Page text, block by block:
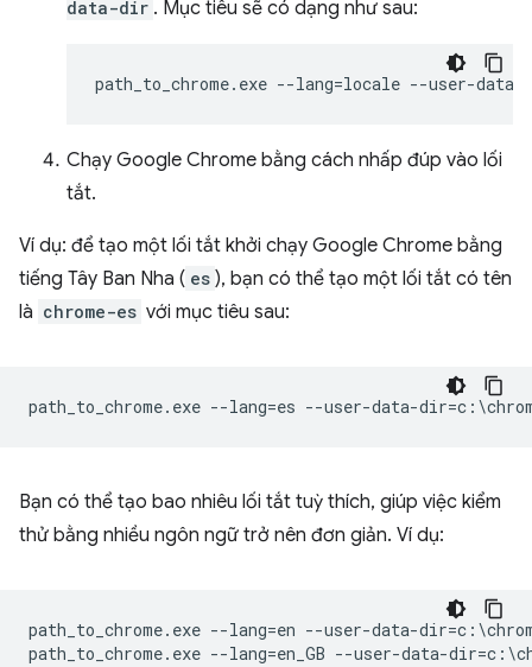
data-dir . Mục tiêu sẽ có dạng như sau:
Chạy Google Chrome bằng cách nhấp đúp vào lối
tắt.
Ví dụ: để tạo một lối tắt khởi chạy Google Chrome bằng
tiếng Tây Ban Nha ( es ), bạn có thể tạo một lối tắt có tên
là chrome-es với mục tiêu sau:
Bạn có thể tạo bao nhiêu lối tắt tuỳ thích, giúp việc kiểm
thử bằng nhiều ngôn ngữ trở nên đơn giản. Ví dụ:
path_to_chrome.exe --lang=en --user-data-
path_to_chrome.exe --lang=en_GB --user-data-